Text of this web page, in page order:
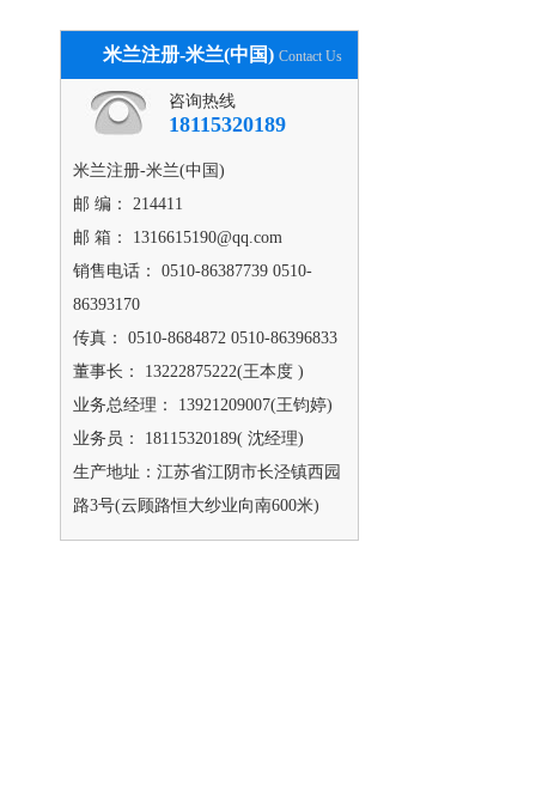
米兰注册-米兰(中国) Contact Us
咨询热线
18115320189
米兰注册-米兰(中国)
邮 编： 214411
邮 箱： 1316615190@qq.com
销售电话： 0510-86387739 0510-
86393170
传真： 0510-8684872 0510-86396833
董事长： 13222875222(王本度 )
业务总经理： 13921209007(王钧婷)
业务员： 18115320189( 沈经理)
生产地址：江苏省江阴市长泾镇西园
路3号(云顾路恒大纱业向南600米)